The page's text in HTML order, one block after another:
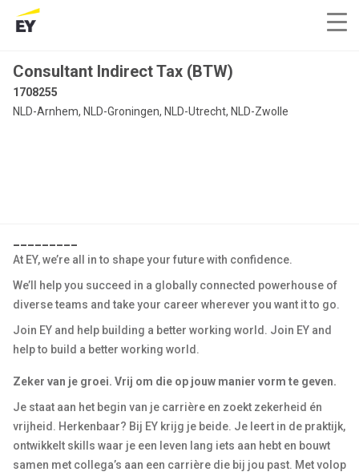
Consultant Indirect Tax (BTW)
1708255
NLD-Arnhem, NLD-Groningen, NLD-Utrecht, NLD-Zwolle
At EY, we’re all in to shape your future with confidence.
We’ll help you succeed in a globally connected powerhouse of
diverse teams and take your career wherever you want it to go.
Join EY and help building a better working world. Join EY and
help to build a better working world.
Zeker van je groei. Vrij om die op jouw manier vorm te geven.
Je staat aan het begin van je carrière en zoekt zekerheid én
vrijheid. Herkenbaar? Bij EY krijg je beide. Je leert in de praktijk,
ontwikkelt skills waar je een leven lang iets aan hebt en bouwt
samen met collega’s aan een carrière die bij jou past. Met volop